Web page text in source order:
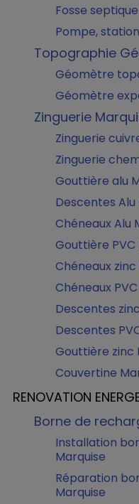
Fosse
Pompe,
Topographie
Géomètre
Géomètre
Zinguerie
Zinguerie
Zinguerie
Gouttière alu
Descentes Alu
Chéneaux Alu
Gouttière PVC
Chéneaux
Chéneaux
Descentes
Descentes
Gouttière zinc
Couvertine
RENOVATION
Borne de
Installation
Marquise
Réparation
Marquise